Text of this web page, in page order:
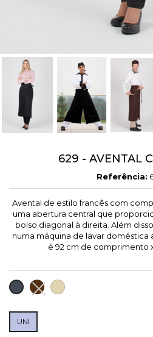
629 - AVENTAL
Referência:
Avental de estilo francês com
uma abertura central que
bolso diagonal à direita. Além
numa máquina de lavar doméstica
é 92 cm de comprimento
PRETOCHOCOLATE
AREIA
UNI